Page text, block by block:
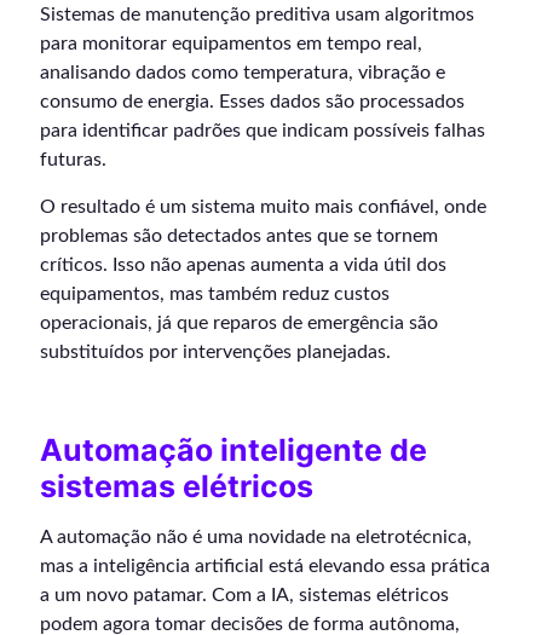
Sistemas de manutenção preditiva usam algoritmos
para monitorar equipamentos em tempo real,
analisando dados como temperatura, vibração e
consumo de energia. Esses dados são processados
para identificar padrões que indicam possíveis falhas
futuras.
O resultado é um sistema muito mais confiável, onde
problemas são detectados antes que se tornem
críticos. Isso não apenas aumenta a vida útil dos
equipamentos, mas também reduz custos
operacionais, já que reparos de emergência são
substituídos por intervenções planejadas.
Automação inteligente de
sistemas elétricos
A automação não é uma novidade na eletrotécnica,
mas a inteligência artificial está elevando essa prática
a um novo patamar. Com a IA, sistemas elétricos
podem agora tomar decisões de forma autônoma,